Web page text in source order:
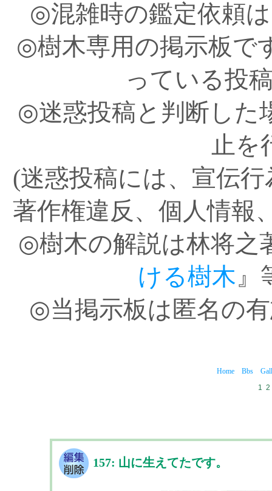
◎混雑時の鑑定依頼
◎樹木専用の掲示板で
っている投
◎迷惑投稿と判断した
止を
(迷惑投稿には、宣伝
著作権違反、個人情報
◎樹木の解説は林将之
ける樹木』
◎当掲示板は匿名の
Home Bbs
1 2
157: 山に生えてたです。